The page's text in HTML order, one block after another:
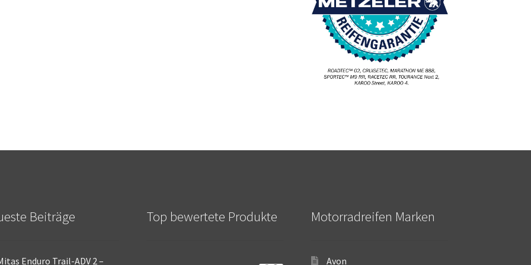
Beiträge
Enduro Trail-ADV 2 –
Top bewertete Produkte Motorradreifen Marken
Avon